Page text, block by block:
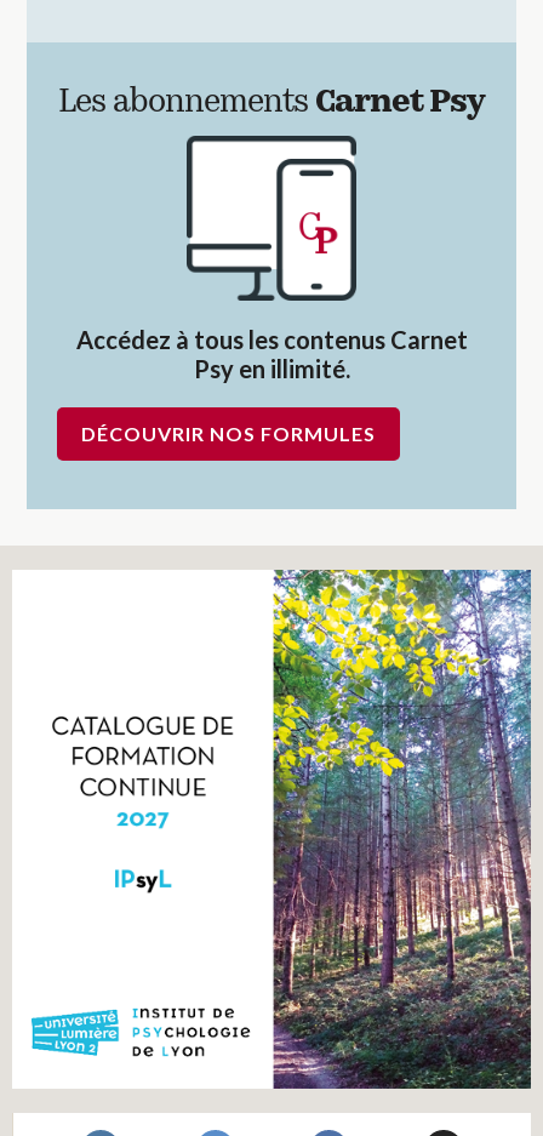
Les abonnements Carnet Psy
Accédez à tous les contenus Carnet
Psy en illimité.
DÉCOUVRIR NOS FORMULES